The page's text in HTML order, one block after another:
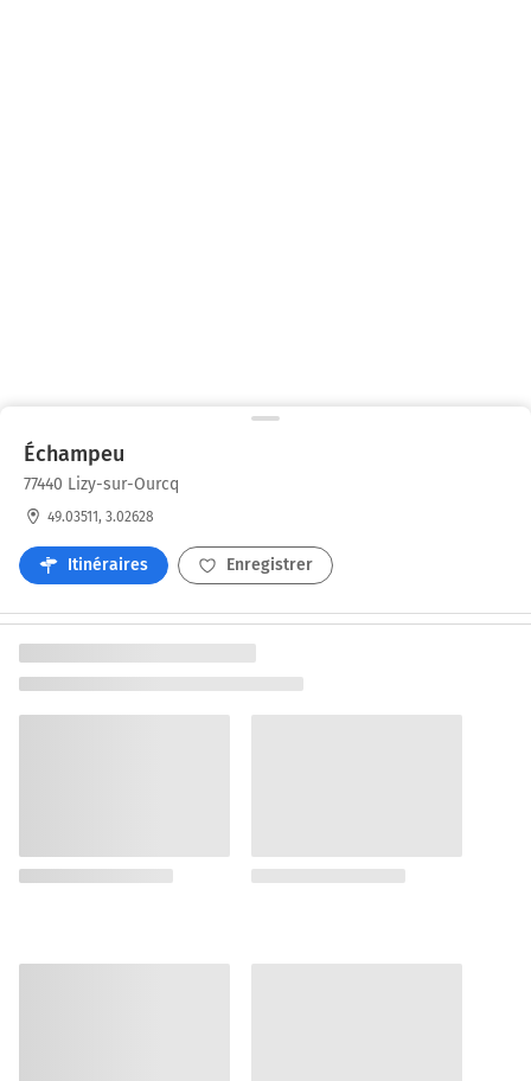
Échampeu
77440 Lizy-sur-Ourcq
49.03511, 3.02628
Itinéraires Enregistrer